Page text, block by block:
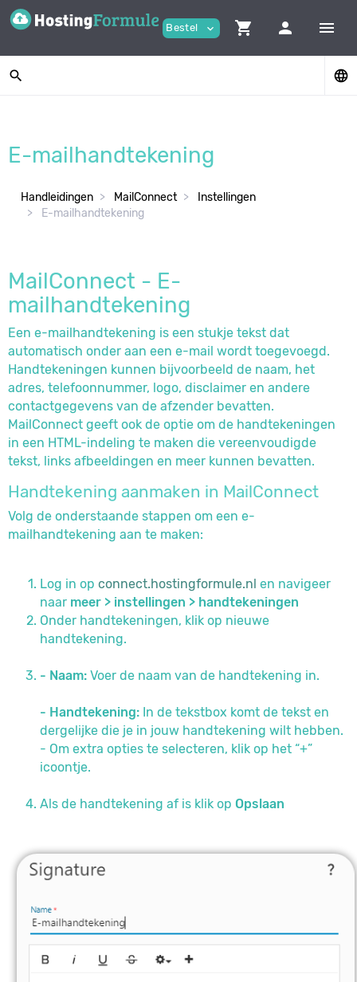
Bestel expand_more shopping_cart person menu
search language
E-mailhandtekening
Handleidingen MailConnect
Instellingen
E-mailhandtekening
MailConnect - E-
mailhandtekening
Een e-mailhandtekening is een stukje tekst dat
automatisch onder aan een e-mail wordt toegevoegd.
Handtekeningen kunnen bijvoorbeeld de naam, het
adres, telefoonnummer, logo, disclaimer en andere
contactgegevens van de afzender bevatten.
MailConnect geeft ook de optie om de handtekeningen
in een HTML-indeling te maken die vereenvoudigde
tekst, links afbeeldingen en meer kunnen bevatten.
Handtekening aanmaken in MailConnect
Volg de onderstaande stappen om een e-
mailhandtekening aan te maken:
Log in op connect.hostingformule.nl en navigeer
naar meer > instellingen > handtekeningen
Onder handtekeningen, klik op nieuwe
handtekening.
- Naam: Voer de naam van de handtekening in.
- Handtekening: In de tekstbox komt de tekst en
dergelijke die je in jouw handtekening wilt hebben.
- Om extra opties te selecteren, klik op het “+”
icoontje.
Als de handtekening af is klik op Opslaan